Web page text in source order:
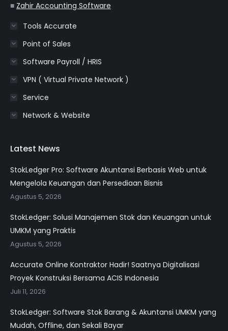
■ Zahir Accounting Software
Tools Accurate
Point of Sales
Software Payroll / HRIS
VPN ( Virtual Private Network )
Service
Network & Website
Latest News
StokLedger Pro: Software Akuntansi Berbasis Web untuk
Mengelola Keuangan dan Persediaan Bisnis
Agustus 5, 2026
StokLedger: Solusi Manajemen Stok dan Keuangan untuk
UMKM yang Praktis
Agustus 5, 2026
Accurate Online Kontraktor Hadir! Saatnya Digitalisasi
Proyek Konstruksi Bersama ACIS Indonesia
Juli 11, 2026
StokLedger: Software Stok Barang & Akuntansi UMKM yang
Mudah, Offline, dan Sekali Bayar